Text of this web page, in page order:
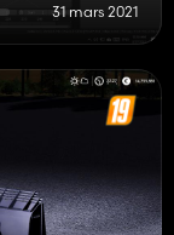
31 mars 2021